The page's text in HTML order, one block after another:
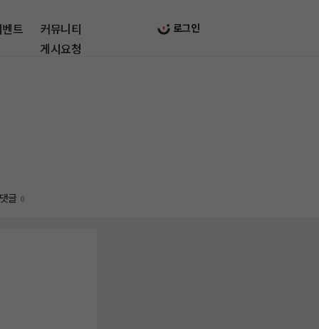
로그인
트
커뮤니티
게시요청
글 0